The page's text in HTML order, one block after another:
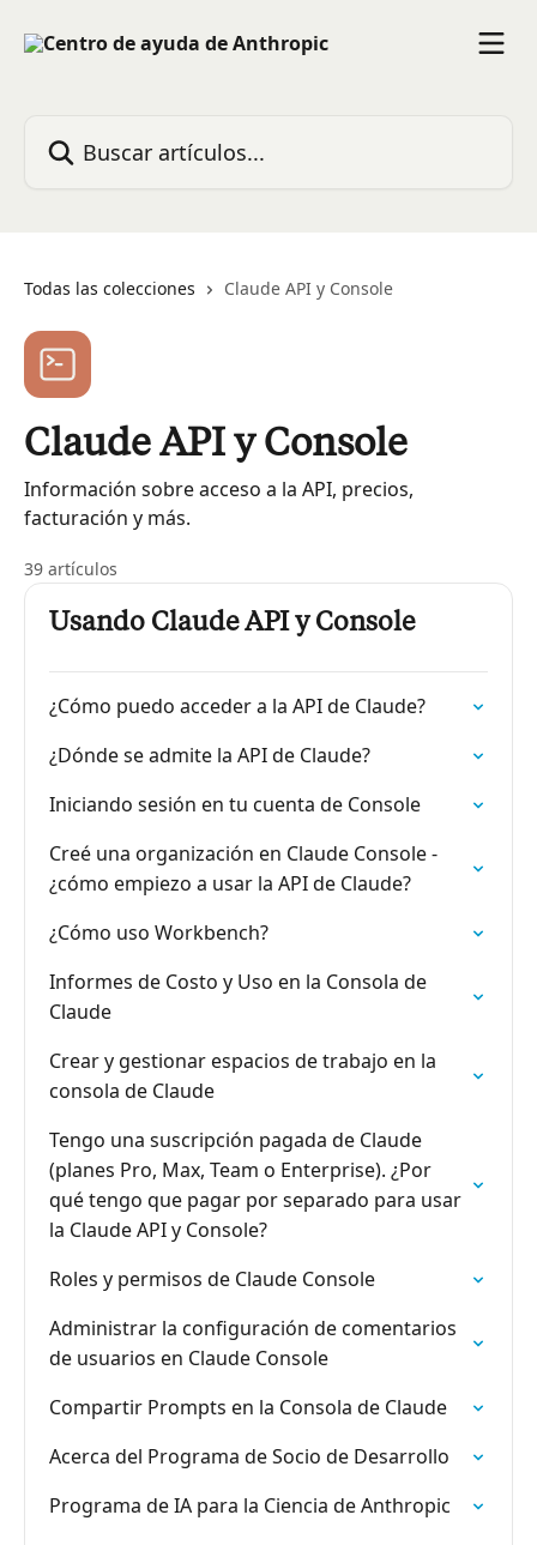
Todas las colecciones Claude API y Console
Claude API y Console
Información sobre acceso a la API, precios,
facturación y más.
39 artículos
Usando Claude API y Console
¿Cómo puedo acceder a la API de Claude?
¿Dónde se admite la API de Claude?
Iniciando sesión en tu cuenta de Console
Creé una organización en Claude Console -
¿cómo empiezo a usar la API de Claude?
¿Cómo uso Workbench?
Informes de Costo y Uso en la Consola de
Claude
Crear y gestionar espacios de trabajo en la
consola de Claude
Tengo una suscripción pagada de Claude
(planes Pro, Max, Team o Enterprise). ¿Por
qué tengo que pagar por separado para usar
la Claude API y Console?
Roles y permisos de Claude Console
Administrar la configuración de comentarios
de usuarios en Claude Console
Compartir Prompts en la Consola de Claude
Acerca del Programa de Socio de Desarrollo
Programa de IA para la Ciencia de Anthropic